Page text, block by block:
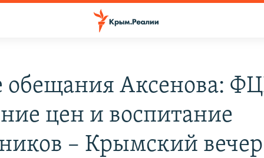
обещания Аксенова:
цен и воспитание
– Крымский вечер